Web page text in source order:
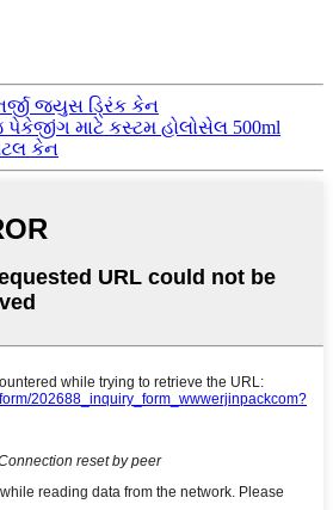
જ્યુસ ડ્રિંક કેન
માટે કસ્ટમ હોલોસેલ 500ml
કેન